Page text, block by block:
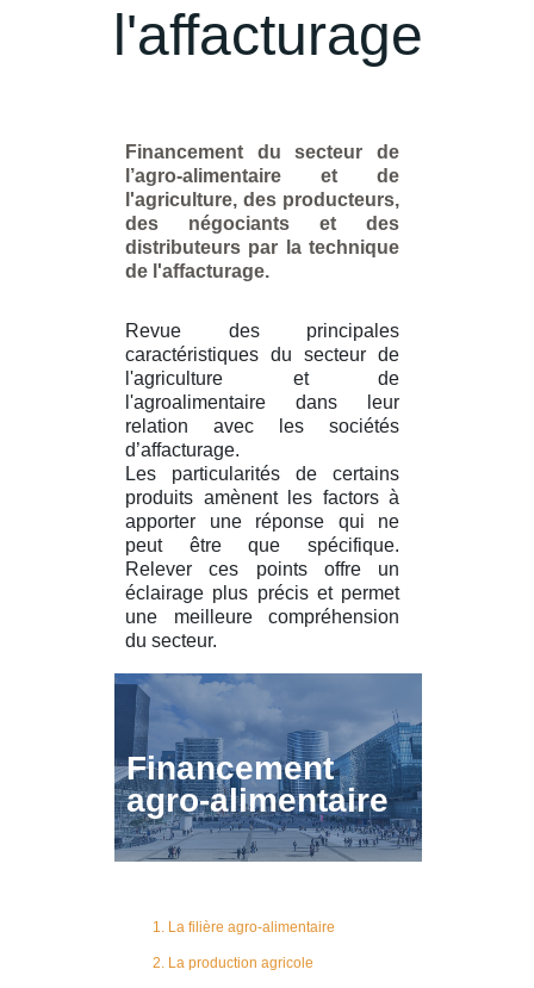
l'affacturage
Financement du secteur de
l’agro-alimentaire et de
l'agriculture, des producteurs,
des négociants et des
distributeurs par la technique
de l'affacturage.
Revue des principales
caractéristiques du secteur de
l'agriculture et de
l'agroalimentaire dans leur
relation avec les sociétés
d’affacturage.
Les particularités de certains
produits amènent les factors à
apporter une réponse qui ne
peut être que spécifique.
Relever ces points offre un
éclairage plus précis et permet
une meilleure compréhension
du secteur.
Financement
agro-alimentaire
1. La filière agro-alimentaire
2. La production agricole